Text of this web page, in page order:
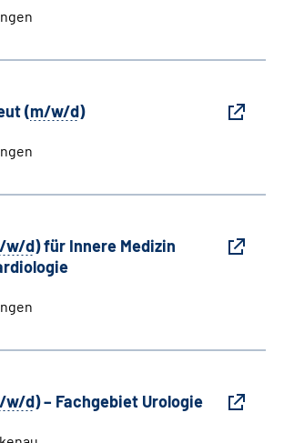
(m/w/d)
w/d) für Innere Medizin
w/d) – Fachgebiet Urologie